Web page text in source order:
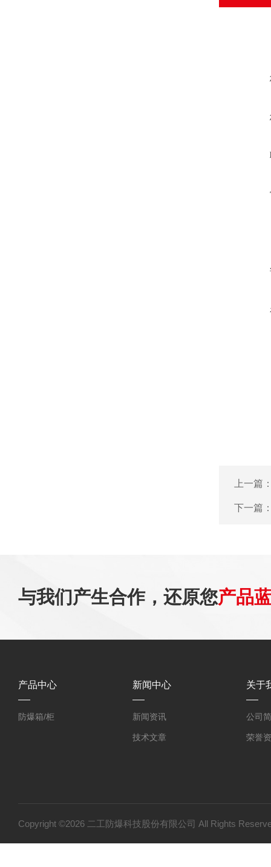
上一篇
下一篇
与我们产生合作，还原您产品
产品中心
防爆箱/柜
新闻中心
新闻资讯
技术文章
关于
公司
荣誉
Copyright ©2026 二工防爆科技股份有限公司 All Rights